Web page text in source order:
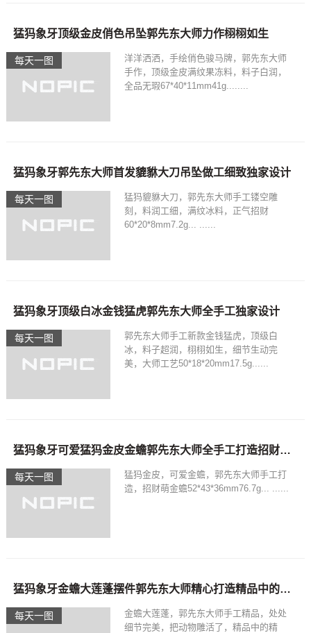
每天一图
猛犸象牙顶级金皮俏色吊坠郭先东大师力作栩栩如生
洋洋洒洒，手绘俏色骏马牌，郭先东大师
手作，顶级金皮满纹果冻料，料子白润，
全品无瑕67*40*11mm41g........
每天一图
猛犸象牙郭先东大师首发貔貅大刀吊坠做工细致独家设计
猛犸貔貅大刀，郭先东大师手工镂空雕
刻，料润工细，满纹冰料，正气招财
60*20*8mm7.2g... ......
每天一图
猛犸象牙顶级白冰金钱猛虎郭先东大师全手工独家设计
郭先东大师手工新款金钱猛虎，顶级白
冰，料子超润，栩栩如生，细节生动完
美，大师工艺50*18*20mm17.5g......
每天一图
猛犸象牙可爱猛犸金皮金蟾郭先东大师全手工打造招财利器
猛犸金皮，可爱金蟾，郭先东大师手工打
造，招财萌金蟾52*43*36mm76.7g... ......
每天一图
猛犸象牙金蟾大莲蓬摆件郭先东大师精心打造精品中的精品
金蟾大莲蓬，郭先东大师手工精品，处处
细节完美，把动物雕活了，精品中的精